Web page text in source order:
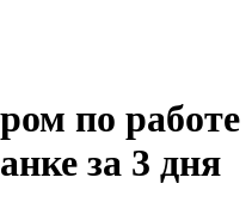
по работе
за 3 дня